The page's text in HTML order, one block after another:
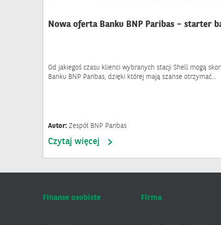
Nowa oferta Banku BNP Paribas – starter
Od jakiegoś czasu klienci wybranych stacji Shell mogą
Banku BNP Paribas, dzięki której mają szanse otrzymać…
Autor: Zespół BNP Paribas
Czytaj więcej
Finanse osobiste Firma